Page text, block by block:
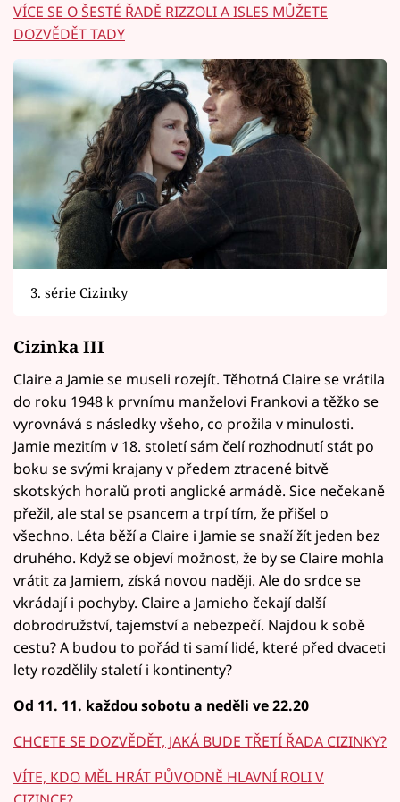
VÍCE SE O ŠESTÉ ŘADĚ RIZZOLI A ISLES MŮŽETE
DOZVĚDĚT TADY
3. série Cizinky
Cizinka III
Claire a Jamie se museli rozejít. Těhotná Claire se vrátila
do roku 1948 k prvnímu manželovi Frankovi a těžko se
vyrovnává s následky všeho, co prožila v minulosti.
Jamie mezitím v 18. století sám čelí rozhodnutí stát po
boku se svými krajany v předem ztracené bitvě
skotských horalů proti anglické armádě. Sice nečekaně
přežil, ale stal se psancem a trpí tím, že přišel o
všechno. Léta běží a Claire i Jamie se snaží žít jeden bez
druhého. Když se objeví možnost, že by se Claire mohla
vrátit za Jamiem, získá novou naději. Ale do srdce se
vkrádají i pochyby. Claire a Jamieho čekají další
dobrodružství, tajemství a nebezpečí. Najdou k sobě
cestu? A budou to pořád ti samí lidé, které před dvaceti
lety rozdělily staletí i kontinenty?
Od 11. 11. každou sobotu a neděli ve 22.20
CHCETE SE DOZVĚDĚT, JAKÁ BUDE TŘETÍ ŘADA CIZINKY?
VÍTE, KDO MĚL HRÁT PŮVODNĚ HLAVNÍ ROLI V